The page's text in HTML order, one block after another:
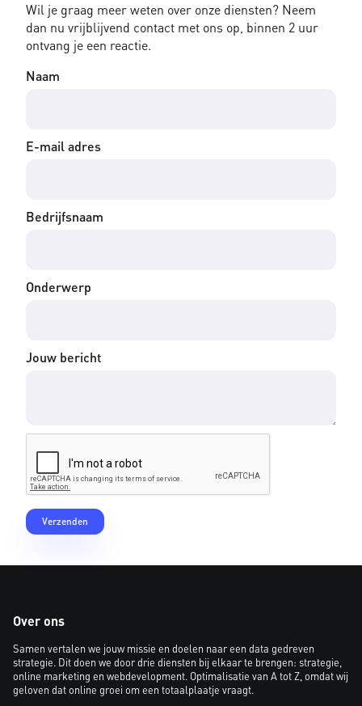
Wil je graag meer weten over onze diensten? Neem
dan nu vrijblijvend contact met ons op, binnen 2 uur
ontvang je een reactie.
Naam
E-mail adres
Bedrijfsnaam
Onderwerp
Jouw bericht
Over ons
Samen vertalen we jouw missie en doelen naar een data gedreven
strategie. Dit doen we door drie diensten bij elkaar te brengen: strategie,
online marketing en webdevelopment. Optimalisatie van A tot Z, omdat wij
geloven dat online groei om een totaalplaatje vraagt.